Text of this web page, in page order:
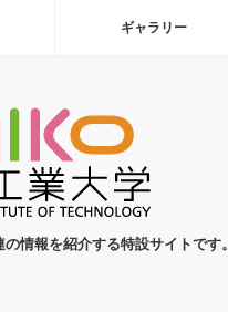
ギャラリー
情報を紹介する特設サイトです。